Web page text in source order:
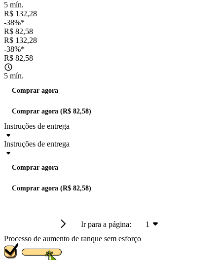
5 mín.
R$ 132,28
-38%*
R$ 82,58
R$ 132,28
-38%*
R$ 82,58
5 mín.
Comprar agora
Comprar agora (R$ 82,58)
Instruções de entrega
Instruções de entrega
Comprar agora
Comprar agora (R$ 82,58)
Ir para a página:
1
Processo de aumento de ranque sem esforço